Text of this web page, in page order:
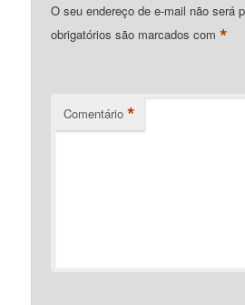
O seu endereço de e-mail não será
obrigatórios são marcados com*
Comentário *